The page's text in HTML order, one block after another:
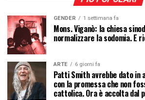
GENDER 1 settimana fa
Mons. Viganò: la chiesa
normalizzare la sodomia. E
ARTE 6 giorni fa
Patti Smith avrebbe dato in
con la promessa che non
cattolica. Ora è accolta dal